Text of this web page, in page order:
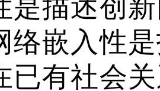
是描述创
络嵌入性
已有社会